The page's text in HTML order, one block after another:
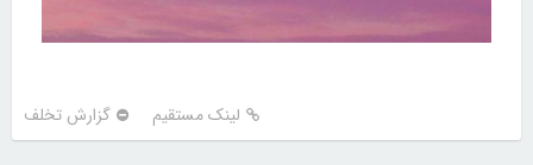
لینک مستقیم گزارش تخلف